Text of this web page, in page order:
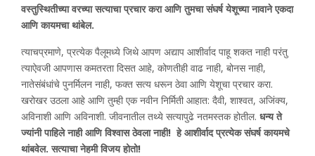
वस्तुस्थितीच्या वरच्या सत्याचा प्रचार करा आणि तुमचा संघर्ष येशूच्या नावाने एकदा
आणि कायमचा थांबेल.
त्याचप्रमाणे, प्रत्येक पैलूमध्ये जिथे आपण अद्याप आशीर्वाद पाहू शकत नाही परंतु
त्याऐवजी आपणास कमतरता दिसत आहे, कोणतीही वाढ नाही, बोनस नाही,
नातेसंबंधांचे पुनर्मिलन नाही, फक्त सत्य धरून ठेवा आणि येशूचा प्रचार करा.
खरोखर उठला आहे आणि तुम्ही एक नवीन निर्मिती आहात: दैवी, शाश्वत, अजिंक्य,
अविनाशी आणि अविनाशी. जीवनातील तथ्ये सत्यापुढे नतमस्तक होतील. धन्य ते
ज्यांनी पाहिले नाही आणि विश्वास ठेवला नाही! हे आशीर्वाद प्रत्येक संघर्ष कायमचे
थांबवेल. सत्याचा नेहमी विजय होतो!